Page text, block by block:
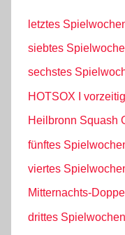
letztes
siebtes
sechstes
HOTSOX I
Heilbronn Squash
fünftes
viertes
Mitternachts-
drittes